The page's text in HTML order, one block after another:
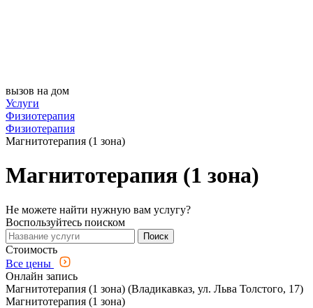
вызов на дом
Услуги
Физиотерапия
Физиотерапия
Магнитотерапия (1 зона)
Магнитотерапия (1 зона)
Не можете найти нужную вам услугу?
Воспользуйтесь поиском
Поиск
Стоимость
Все цены
Онлайн запись
Магнитотерапия (1 зона) (Владикавказ, ул. Льва Толстого, 17)
Магнитотерапия (1 зона)